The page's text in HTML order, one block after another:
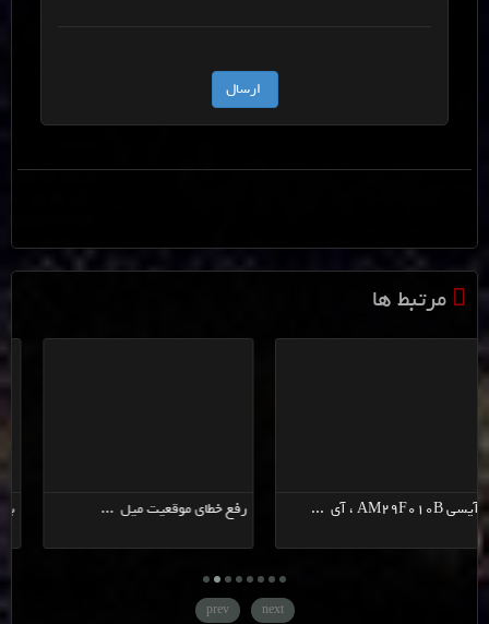
ریمپ بوش me 7.4.9 ,ریمپ سمند ای اف سون دنا سورن توربو,
ef7,remap
مرتبط ها
رفع خطای موقعیت میل ... آیسی AM29F010B ، آی ...
prev next